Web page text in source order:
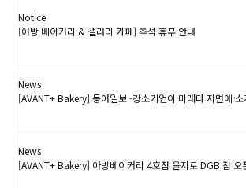
Notice
[아방 베이커리 & 갤러리 카페] 추석 휴무 안내
News
[AVANT+ Bakery] 동아일보 -강소기업이 미래다 지면에
News
[AVANT+ Bakery] 아방베이커리 4호점 을지로 DGB 점 오